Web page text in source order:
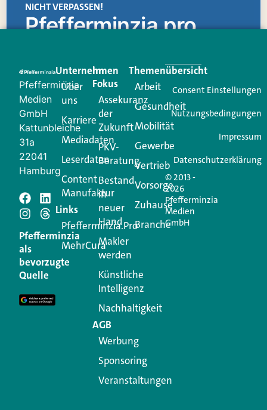
NICHT VERPASSEN!
Pfefferminzia.pro
Creator für Ihre Kundenkommunikation. Alles, was
Ihren Vertriebsalltag leichter macht. Mit nur einem
Login.
Jetzt anmelden
Schreiben Sie einen
Kommentar
Ihre E-Mail-Adresse wird nicht veröffentlicht.
Erforderliche Felder sind mit
Kommentar
Pfefferminzia
Medien
GmbH
Kattunbleiche
31a
22041
Hamburg
Pfefferminzia
als
bevorzugte
Quelle
Unternehmen
Über
uns
Karriere
Mediadaten
Leserdaten
Content
Manufaktur
Links
Pfefferminzia.Pro
MehrCura
Im
Fokus
Assekuranz
der
Zukunft
PKV-
Beratung
Bestand
in
neuer
Hand
Makler
werden
Künstliche
Intelligenz
Nachhaltigkeit
AGB
Werbung
Sponsoring
Veranstaltungen
Themenübersicht
Arbeit
Gesundheit
Mobilität
Gewerbe
Vertrieb
Vorsorge
Zuhause
Branche
© 2013 -
2026
Pfefferminzia
Medien
GmbH
Consent Einstellungen
Nutzungsbedingungen
Impressum
Datenschutzerklärung